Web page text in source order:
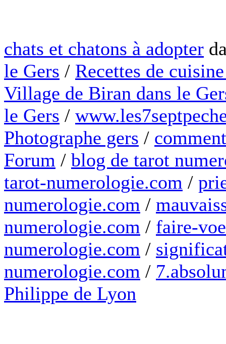
chats et chatons à adopter
le Gers / Recettes de
Village de Biran dans le
le Gers /
Photographe gers /
Forum / blog de tarot
tarot-numerologie.com /
numerologie.com /
numerologie.com / faire-
numerologie.com /
numerologie.com /
Philippe de Lyon